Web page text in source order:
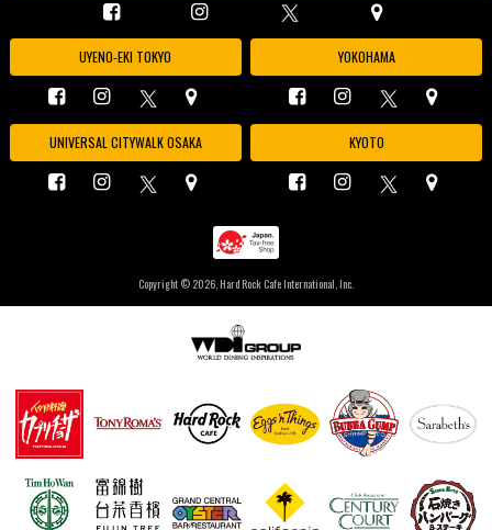
UYENO-EKI TOKYO YOKOHAMA
UNIVERSAL CITYWALK OSAKA KYOTO
Copyright © 2026, Hard Rock Cafe International, Inc.